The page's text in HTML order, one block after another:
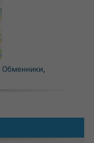
Обменники,